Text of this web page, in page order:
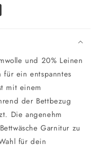
und 20% Leinen
ein entspanntes
mit einem
der Bettbezug
Die angenehm
Garnitur zu
für dein